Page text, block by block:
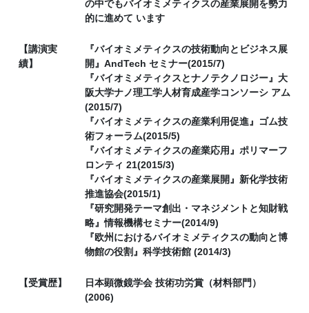
の中でもバイオミメティクスの産業展開を勢力
的に進めて います
【講演実
績】
『バイオミメティクスの技術動向とビジネス展
開』AndTech セミナー(2015/7)
『バイオミメティクスとナノテクノロジー』大
阪大学ナノ理工学人材育成産学コンソーシ アム
(2015/7)
『バイオミメティクスの産業利用促進』ゴム技
術フォーラム(2015/5)
『バイオミメティクスの産業応用』ポリマーフ
ロンティ 21(2015/3)
『バイオミメティクスの産業展開』新化学技術
推進協会(2015/1)
『研究開発テーマ創出・マネジメントと知財戦
略』情報機構セミナー(2014/9)
『欧州におけるバイオミメティクスの動向と博
物館の役割』科学技術館 (2014/3)
【受賞歴】
日本顕微鏡学会 技術功労賞（材料部門）
(2006)